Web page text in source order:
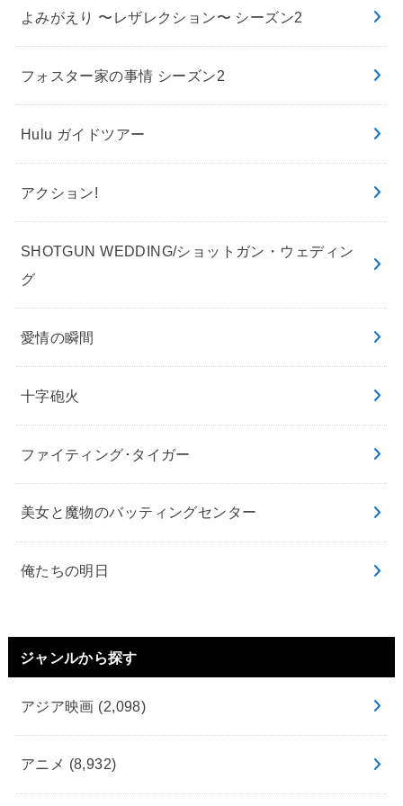
よみがえり 〜レザレクション〜 シーズン2
フォスター家の事情 シーズン2
Hulu ガイドツアー
アクション!
SHOTGUN WEDDING/ショットガン・ウェディン
グ
愛情の瞬間
十字砲火
ファイティング･タイガー
美女と魔物のバッティングセンター
俺たちの明日
ジャンルから探す
アジア映画 (2,098)
アニメ (8,932)